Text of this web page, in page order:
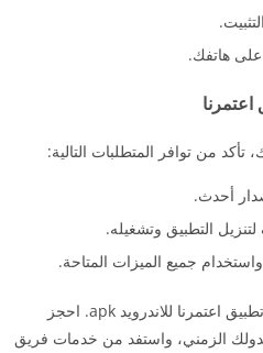
على هاتفك.
اعتمرنا
من توافر المتطلبات التالية:
التطبيق وتشغيله.
جميع الميزات المتاحة.
استمتع برحلة حج مريحة وآمنة مع تطبيق اعتمرنا للاندرويد apk. احجز
الزمني، واستفد من خدمات فريق